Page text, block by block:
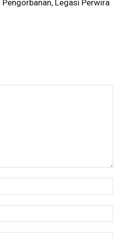
Pengorbanan, Legasi Perwira